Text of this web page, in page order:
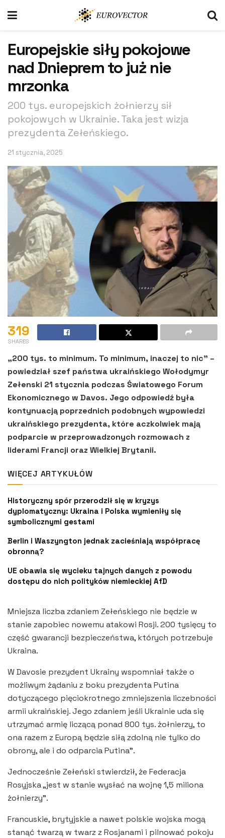
Europejskie siły pokojowe
nad Dnieprem to już nie
mrzonka
200 tys. europejskich żołnierzy sił
pokojowych w Ukrainie. Taka jest wizja
prezydenta Zełeńskiego.
21 stycznia, 2025
319
SHARES
„200 tys. to minimum. To minimum, inaczej to nic” –
powiedział szef państwa ukraińskiego Wołodymyr
Zełenski 21 stycznia podczas Światowego Forum
Ekonomicznego w Davos. Jego odpowiedź była
kontynuacją poprzednich podobnych wypowiedzi
ukraińskiego prezydenta, które aczkolwiek mają
podparcie w przeprowadzonych rozmowach z
liderami Francji oraz Wielkiej Brytanii.
WIĘCEJ ARTYKUŁÓW
Historyczny spór przerodził się w kryzys
dyplomatyczny: Ukraina i Polska wymieniły się
symbolicznymi gestami
Berlin i Waszyngton jednak zacieśniają współpracę
obronną?
UE obawia się wycieku tajnych danych z powodu
dostępu do nich polityków niemieckiej AfD
Mniejsza liczba zdaniem Zełeńskiego nie będzie w
stanie zapobiec nowemu atakowi Rosji. 200 tysięcy to
część gwarancji bezpieczeństwa, których potrzebuje
Ukraina.
W Davosie prezydent Ukrainy wspomniał także o
możliwym żądaniu z boku prezydenta Putina
dotyczącego pięciokrotnego zmniejszenia liczebności
armii ukraińskiej. Jego zdaniem jeśli Ukrainie uda się
utrzymać armię liczącą ponad 800 tys. żołnierzy, to
ona razem z Europą będzie siłą zdolną nie tylko do
obrony, ale i do odparcia Putina”.
Jednocześnie Zełeński stwierdził, że Federacja
Rosyjska „jest w stanie wysłać na wojnę 1,5 miliona
żołnierzy”.
Francuskie, brytyjskie a nawet polskie wojska mogą
stanąć twarzą w twarz z Rosjanami i pilnować pokoju